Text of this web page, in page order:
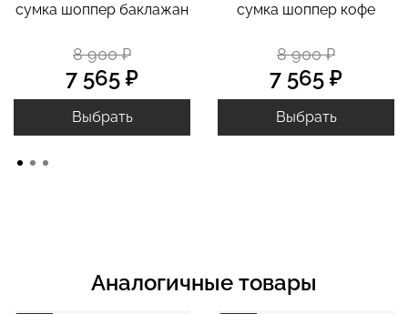
сумка шоппер баклажан
8 900 ₽
7 565 ₽
Выбрать
сумка шоппер кофе
8 900 ₽
7 565 ₽
Выбрать
Аналогичные товары